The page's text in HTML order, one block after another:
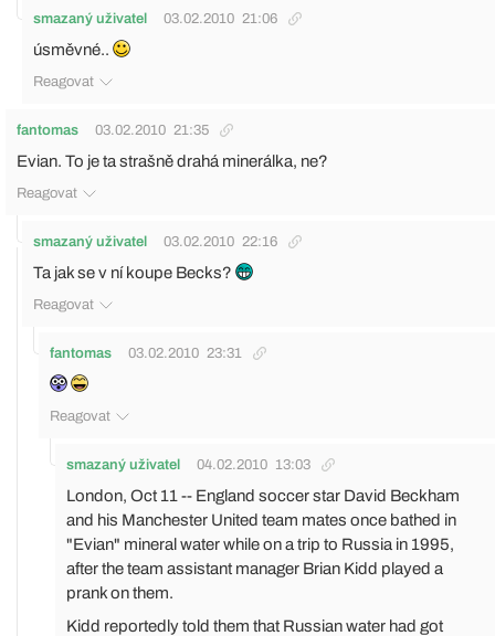
smazaný uživatel 03.02.2010 21:06
úsměvné..
Reagovat
fantomas 03.02.2010 21:35
Evian. To je ta strašně drahá minerálka, ne?
Reagovat
smazaný uživatel 03.02.2010 22:16
Ta jak se v ní koupe Becks?
Reagovat
fantomas 03.02.2010 23:31
Reagovat
smazaný uživatel 04.02.2010 13:03
London, Oct 11 -- England soccer star David Beckham
and his Manchester United team mates once bathed in
"Evian" mineral water while on a trip to Russia in 1995,
after the team assistant manager Brian Kidd played a
prank on them.
Kidd reportedly told them that Russian water had got